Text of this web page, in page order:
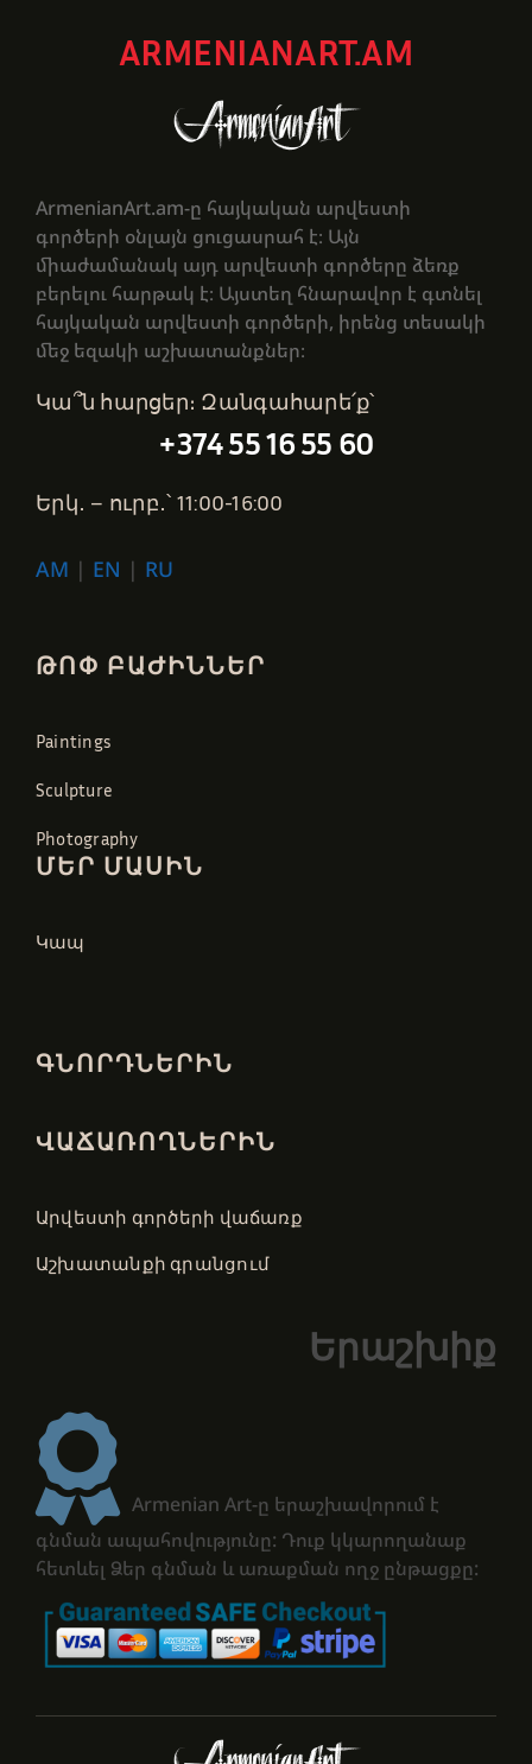
ARMENIANART.AM
ArmenianArt.am-ը հայկական արվեստի
գործերի օնլայն ցուցասրահ է։ Այն
միաժամանակ այդ արվեստի գործերը ձեռք
բերելու հարթակ է։ Այստեղ հնարավոր է գտնել
հայկական արվեստի գործերի, իրենց տեսակի
մեջ եզակի աշխատանքներ։
Կա՞ն հարցեր։ Զանգահարե՛ք՝
+374 55 16 55 60
Երկ․ – ուրբ․՝ 11:00-16:00
AM | EN | RU
ԹՈՓ ԲԱԺԻՆՆԵՐ
Paintings
Sculpture
Photography
ՄԵՐ ՄԱՍԻՆ
Կապ
ԳՆՈՐԴՆԵՐԻՆ
ՎԱՃԱՌՈՂՆԵՐԻՆ
Արվեստի գործերի վաճառք
Աշխատանքի գրանցում
Երաշխիք
Armenian Art-ը երաշխավորում է
գնման ապահովությունը: Դուք կկարողանաք
հետևել Ձեր գնման և առաքման ողջ ընթացքը: